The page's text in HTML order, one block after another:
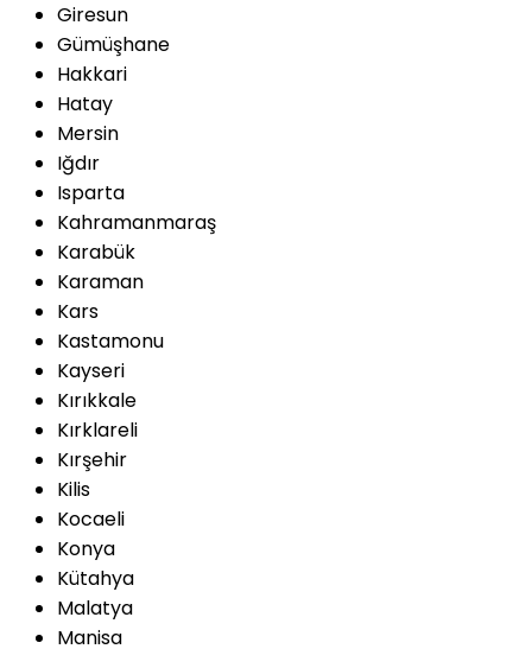
Giresun
Gümüşhane
Hakkari
Hatay
Mersin
Iğdır
Isparta
Kahramanmaraş
Karabük
Karaman
Kars
Kastamonu
Kayseri
Kırıkkale
Kırklareli
Kırşehir
Kilis
Kocaeli
Konya
Kütahya
Malatya
Manisa